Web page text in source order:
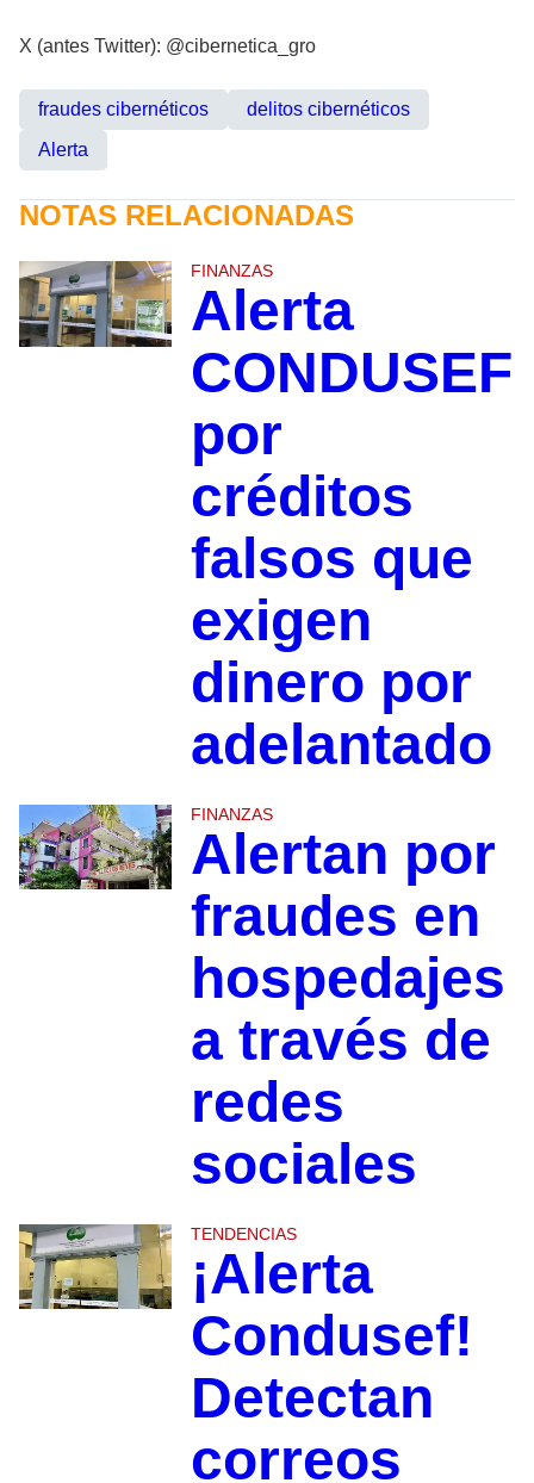
X (antes Twitter): @cibernetica_gro
fraudes cibernéticos
delitos cibernéticos
Alerta
NOTAS RELACIONADAS
FINANZAS
Alerta
CONDUSEF
por
créditos
falsos que
exigen
dinero por
adelantado
FINANZAS
Alertan por
fraudes en
hospedajes
a través de
redes
sociales
TENDENCIAS
¡Alerta
Condusef!
Detectan
correos